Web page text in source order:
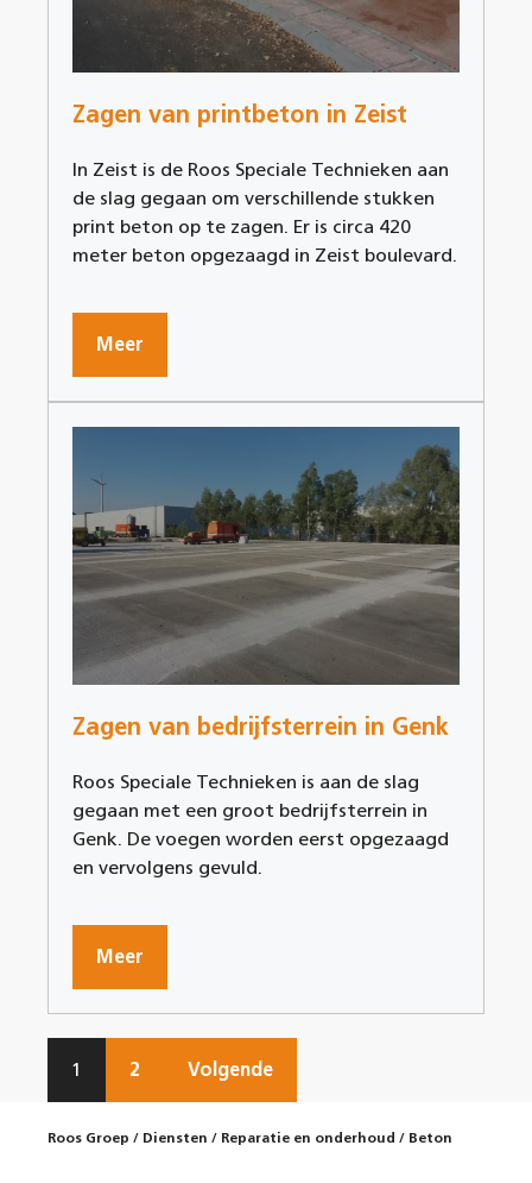
Zagen van printbeton in Zeist
In Zeist is de Roos Speciale Technieken aan
de slag gegaan om verschillende stukken
print beton op te zagen. Er is circa 420
meter beton opgezaagd in Zeist boulevard.
Meer
Zagen van bedrijfsterrein in Genk
Roos Speciale Technieken is aan de slag
gegaan met een groot bedrijfsterrein in
Genk. De voegen worden eerst opgezaagd
en vervolgens gevuld.
Meer
1 2 Volgende
Roos Groep / Diensten / Reparatie en onderhoud / Beton